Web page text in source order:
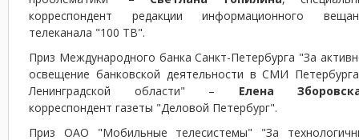
корреспондент редакции информационного
телеканала "100 ТВ".
Приз Международного банка Санкт-Петербурга "За
освещение банковской деятельности в СМИ
Ленинградской области" – Елена
корреспондент газеты "Деловой Петербург".
Приз ОАО "Мобильные телесистемы" "За